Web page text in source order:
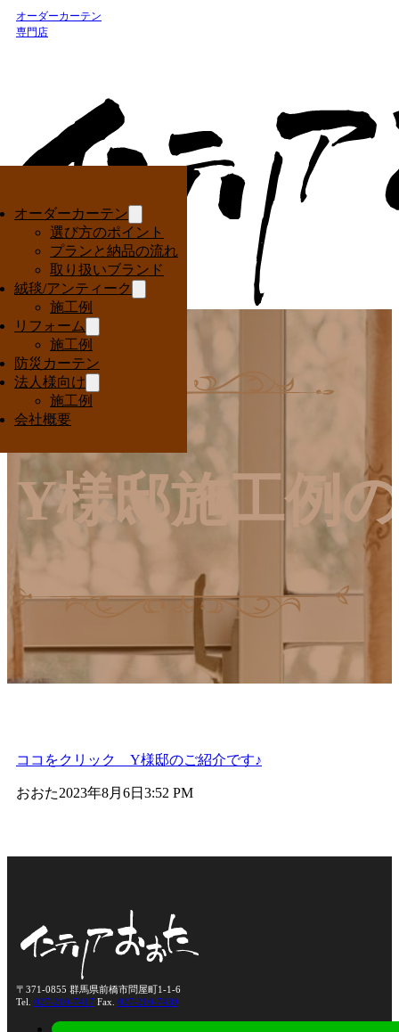
オーダーカーテン
専門店
オーダーカーテン
選び方のポイント
プランと納品の流れ
取り扱いブランド
絨毯/アンティーク
施工例
リフォーム
施工例
防災カーテン
法人様向け
施工例
会社概要
Interior Ota
Y様邸施工例
ココをクリック Y様邸のご紹介です♪
おおた2023年8月6日 3:52 PM
〒371-0855 群馬県前橋市問屋町1-1-6
Tel. 027-210-7417 Fax. 027-210-7439